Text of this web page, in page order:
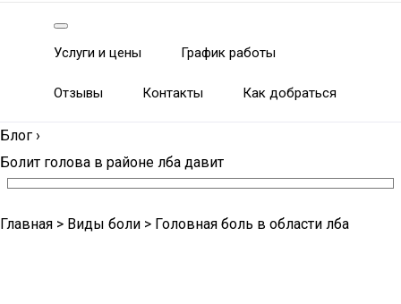
Услуги и цены График работы
Отзывы Контакты Как добраться
Блог ›
Болит голова в районе лба давит
Главная > Виды боли > Головная боль в области лба